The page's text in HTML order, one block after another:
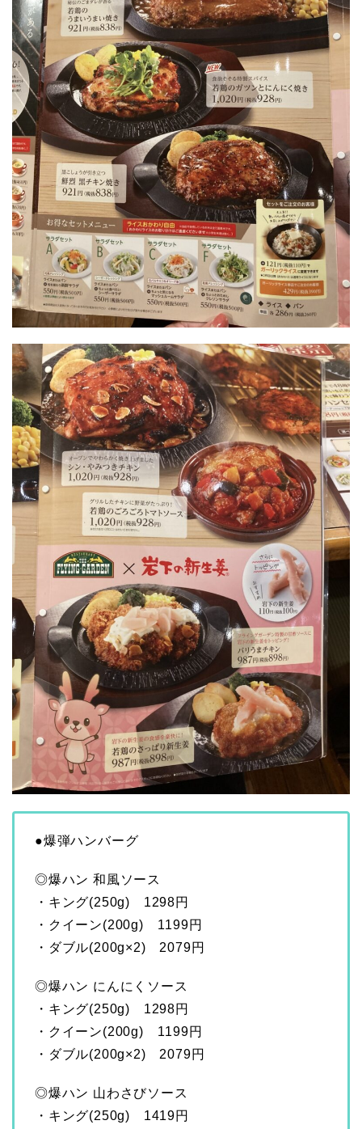
●爆弾ハンバーグ
◎爆ハン 和風ソース
・キング(250g) 1298円
・クイーン(200g) 1199円
・ダブル(200g×2) 2079円
◎爆ハン にんにくソース
・キング(250g) 1298円
・クイーン(200g) 1199円
・ダブル(200g×2) 2079円
◎爆ハン 山わさびソース
・キング(250g) 1419円